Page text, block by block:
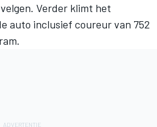
Verder klimt het
auto inclusief coureur van 752